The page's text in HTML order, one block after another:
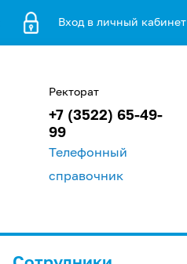
Вход в личный кабинет
Ректорат
+7 (3522) 65-49-
99
Телефонный
справочник